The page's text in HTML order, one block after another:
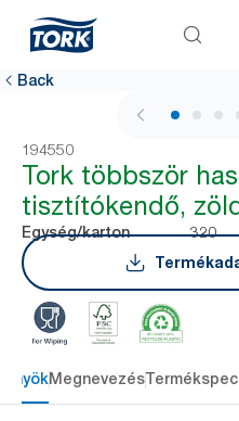
Back
1 /
194550
Tork többször
tisztítókendő,
Egység/karton
320
Megnevezés